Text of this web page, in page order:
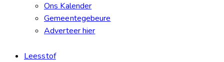
Ons Kalender
Gemeentegebeure
Adverteer hier
Leesstof